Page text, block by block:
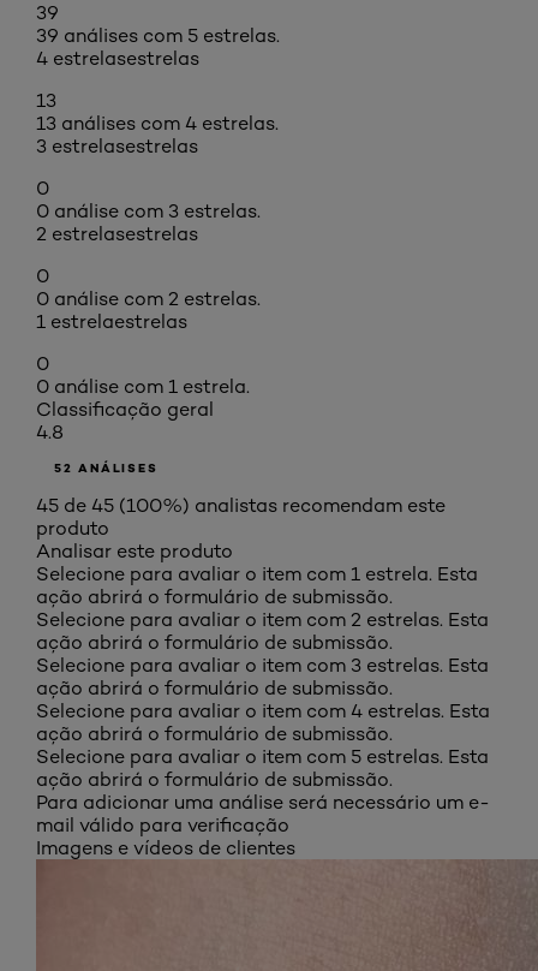
39
39 análises com 5 estrelas.
4 estrelasestrelas
13
13 análises com 4 estrelas.
3 estrelasestrelas
0
0 análise com 3 estrelas.
2 estrelasestrelas
0
0 análise com 2 estrelas.
1 estrelaestrelas
0
0 análise com 1 estrela.
Classificação geral
4.8
52 ANÁLISES
45 de 45 (100%) analistas recomendam este
produto
Analisar este produto
Selecione para avaliar o item com 1 estrela. Esta
ação abrirá o formulário de submissão.
Selecione para avaliar o item com 2 estrelas. Esta
ação abrirá o formulário de submissão.
Selecione para avaliar o item com 3 estrelas. Esta
ação abrirá o formulário de submissão.
Selecione para avaliar o item com 4 estrelas. Esta
ação abrirá o formulário de submissão.
Selecione para avaliar o item com 5 estrelas. Esta
ação abrirá o formulário de submissão.
Para adicionar uma análise será necessário um e-
mail válido para verificação
Imagens e vídeos de clientes